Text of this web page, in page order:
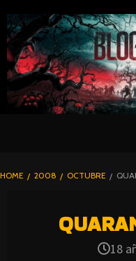
TO
CONTENT
HOME 2008 OCTUBRE
18